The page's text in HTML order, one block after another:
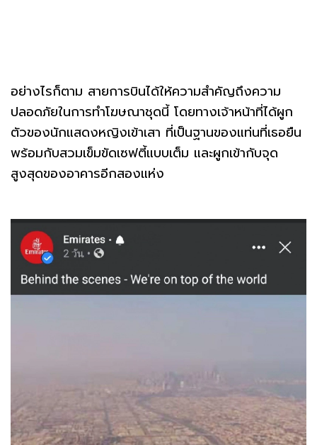
อย่างไรก็ตาม สายการบินได้ให้ความสำคัญถึงความ
ปลอดภัยในการทำโฆษณาชุดนี้ โดยทางเจ้าหน้าที่ได้ผูก
ตัวของนักแสดงหญิงเข้าเสา ที่เป็นฐานของแท่นที่เธอยืน
พร้อมกับสวมเข็มขัดเซฟตี้แบบเต็ม และผูกเข้ากับจุด
สูงสุดของอาคารอีกสองแห่ง